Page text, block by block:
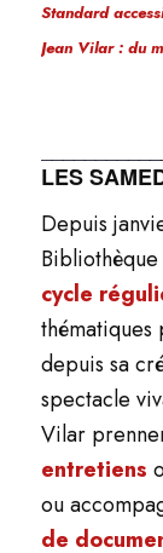
Standard
Jean Vilar : du
LES
Depuis
cycle
thématiques
depuis sa
spectacle
Vilar
entretiens
ou
de